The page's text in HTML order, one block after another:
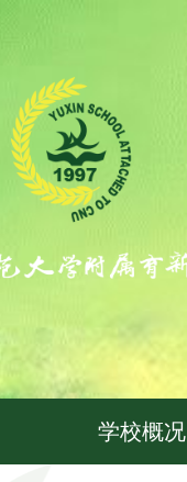
学校概况